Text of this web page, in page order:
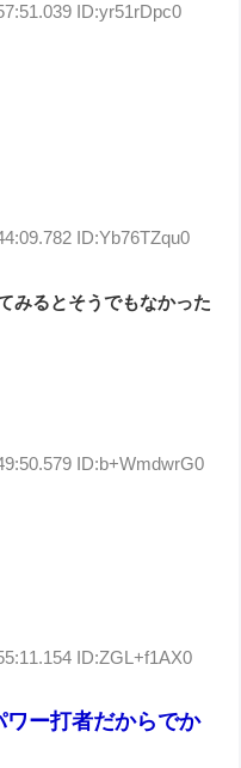
ID:yr51rDpc0
ID:Yb76TZqu0
みるとそうでもなかった
ID:b+WmdwrG0
ID:ZGL+f1AX0
ー打者だからでか